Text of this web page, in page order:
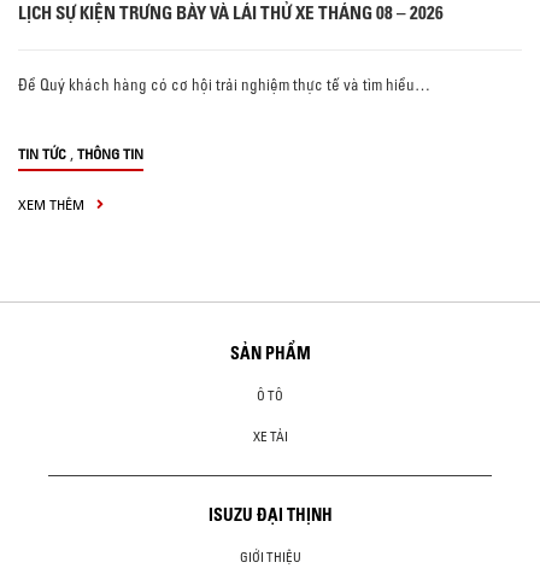
LỊCH SỰ KIỆN TRƯNG BÀY VÀ LÁI THỬ XE THÁNG 08 – 2026
Để Quý khách hàng có cơ hội trải nghiệm thực tế và tìm hiểu…
TIN TỨC , THÔNG TIN
XEM THÊM
SẢN PHẨM
Ô TÔ
XE TẢI
ISUZU ĐẠI THỊNH
GIỚI THIỆU